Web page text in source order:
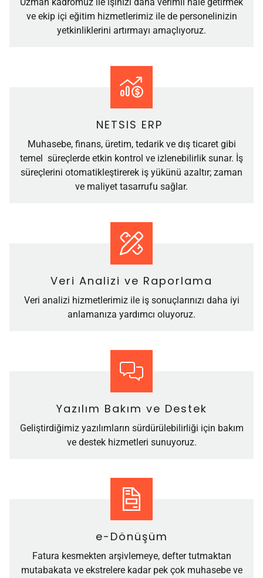
ve ekip içi eğitim hizmetlerimiz ile de personelinizin
yetkinliklerini artırmayı amaçlıyoruz.
NETSIS ERP
Muhasebe, finans, üretim, tedarik ve dış ticaret gibi
temel süreçlerde etkin kontrol ve izlenebilirlik sunar. İş
süreçlerini otomatikleştirerek iş yükünü azaltır; zaman
ve maliyet tasarrufu sağlar.
Veri Analizi ve Raporlama
Veri analizi hizmetlerimiz ile iş sonuçlarınızı daha iyi
anlamanıza yardımcı oluyoruz.
Yazılım Bakım ve Destek
Geliştirdiğimiz yazılımların sürdürülebilirliği için bakım
ve destek hizmetleri sunuyoruz.
e-Dönüşüm
Fatura kesmekten arşivlemeye, defter tutmaktan
mutabakata ve ekstrelere kadar pek çok muhasebe ve